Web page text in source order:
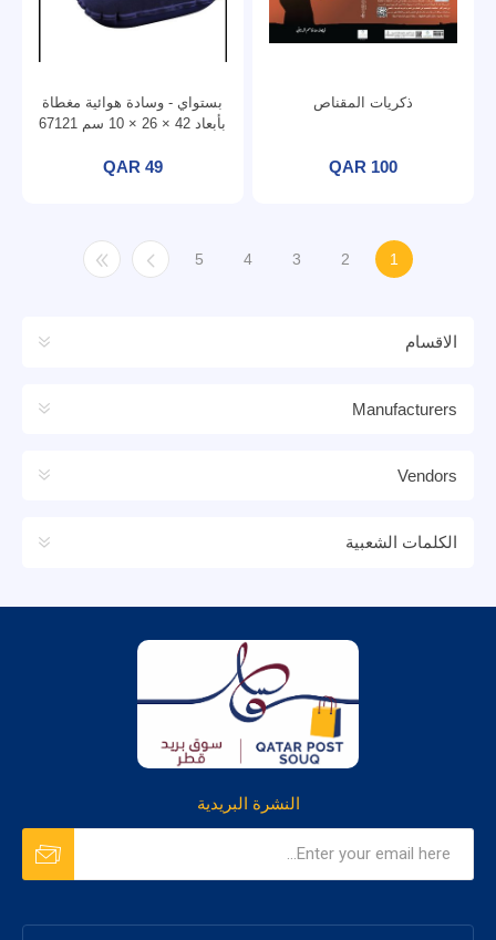
ذكريات المقناص
QAR 100
بستواي - وسادة هوائية مغطاة
بأبعاد 42 × 26 × 10 سم 67121
QAR 49
1
2
3
4
5
الاقسام
Manufacturers
Vendors
الكلمات الشعبية
النشرة البريدية